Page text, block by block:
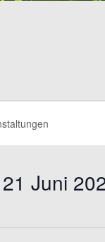
21 Juni